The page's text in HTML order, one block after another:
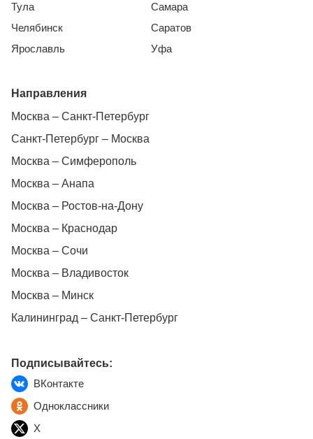
Тула
Челябинск
Ярославль
Самара
Саратов
Уфа
Направления
Москва – Санкт-Петербург
Санкт-Петербург – Москва
Москва – Симферополь
Москва – Анапа
Москва – Ростов-на-Дону
Москва – Краснодар
Москва – Сочи
Москва – Владивосток
Москва – Минск
Калининград – Санкт-Петербург
Подписывайтесь:
ВКонтакте
Одноклассники
X